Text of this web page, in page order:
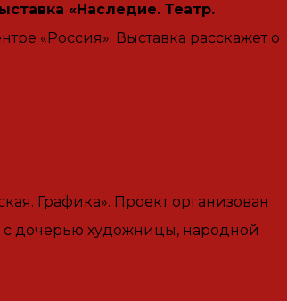
«Наследие. Театр.
«Россия». Выставка расскажет о
Графика». Проект организован
с дочерью художницы, народной